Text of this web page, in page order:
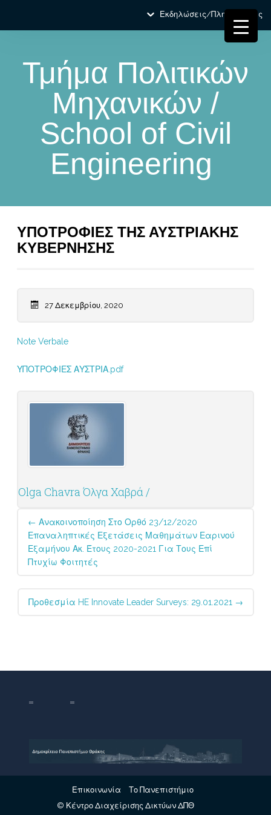
Εκδηλώσεις/Πληροφορίες
Τμήμα Πολιτικών
Μηχανικών /
School of Civil
Engineering
ΥΠΟΤΡΟΦΙΕΣ ΤΗΣ ΑΥΣΤΡΙΑΚΗΣ
ΚΥΒΕΡΝΗΣΗΣ
27 Δεκεμβρίου, 2020
Note Verbale
ΥΠΟΤΡΟΦΙΕΣ ΑΥΣΤΡΙΑ.pdf
Olga Chavra Όλγα Χαβρά /
Post
navigation
← Ανακοινοποίηση Στο Ορθό 23/12/2020
Επαναληπτικές Εξετάσεις Μαθημάτων Εαρινού
Εξαμήνου Ακ. Έτους 2020-2021 Για Τους Επί
Πτυχίω Φοιτητές
Προθεσμία HE Innovate Leader Surveys: 29.01.2021 →
Επικοινωνία
Το Πανεπιστήμιο
© Κέντρο Διαχείρισης Δικτύων ΔΠΘ